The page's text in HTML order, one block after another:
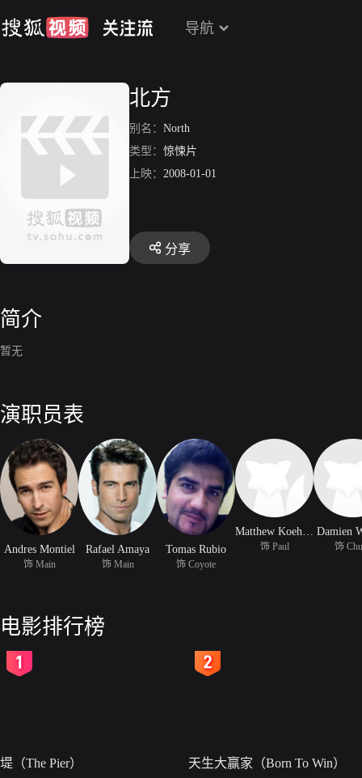
导航
北方
别名： North
类型： 惊悚片
上映： 2008-01-01
分享
简介
暂无
演职员表
Andres Montiel
饰 Main
Rafael Amaya
饰 Main
Tomas Rubio
饰 Coyote
Matthew Koehler
饰 Paul
Damien
饰
电影排行榜
堤（The Pier） 天生大赢家（Born To Win）